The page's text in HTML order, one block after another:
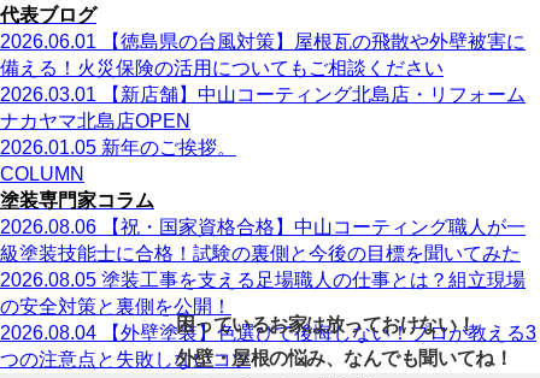
代表ブログ
2026.06.01
【徳島県の台風対策】屋根瓦の飛散や外壁被害に
備える！火災保険の活用についてもご相談ください
2026.03.01
【新店舗】中山コーティング北島店・リフォーム
ナカヤマ北島店OPEN
2026.01.05 新年のご挨拶。
COLUMN
塗装専門家コラム
2026.08.06
【祝・国家資格合格】中山コーティング職人が一
級塗装技能士に合格！試験の裏側と今後の目標を聞いてみた
2026.08.05 塗装工事を支える足場職人の仕事とは？組立現場
の安全対策と裏側を公開！
2026.08.04
【外壁塗装】色選びで後悔しない！プロが教える3
つの注意点と失敗しないコツ
困っているお家は放っておけない！
外壁・屋根の悩み、なんでも聞いてね！